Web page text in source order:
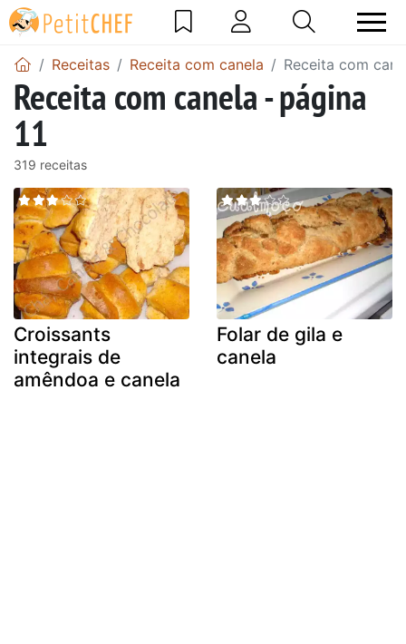
Receitas Receita com canela Receita com
Receita com canela - página
11
319 receitas
Croissants
integrais de
amêndoa e canela
Folar de gila e
canela